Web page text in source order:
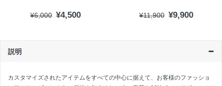
¥6,000 ¥4,500 ¥11,900 ¥9,900
説明
カスタマイズされたアイテムをすべての中心に据えて、お客様のファッショ